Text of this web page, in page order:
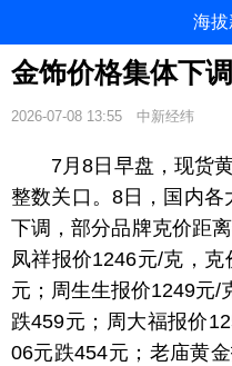
海拔
金饰价格集体下调
2026-07-08 13:55 中新经纬
7月8日早盘，现货
整数关口。8日，国内
下调，部分品牌克价距
凤祥报价1246元/克，
元；周生生报价1249元/
跌459元；周大福报价
06元跌454元；老庙黄